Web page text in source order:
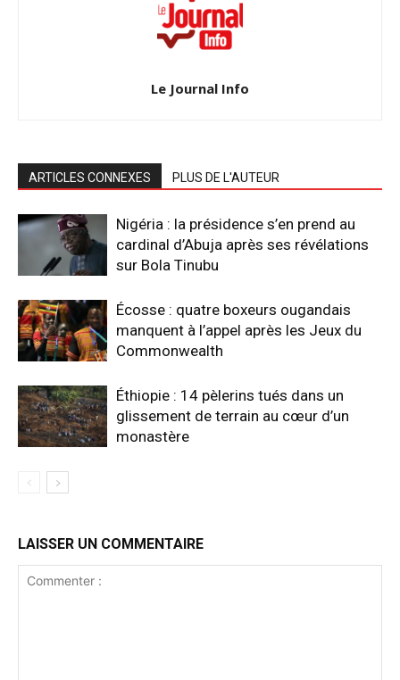
Le Journal Info
ARTICLES CONNEXES PLUS DE L'AUTEUR
Nigéria : la présidence s’en prend au
cardinal d’Abuja après ses révélations
sur Bola Tinubu
Écosse : quatre boxeurs ougandais
manquent à l’appel après les Jeux du
Commonwealth
Éthiopie : 14 pèlerins tués dans un
glissement de terrain au cœur d’un
monastère
LAISSER UN COMMENTAIRE